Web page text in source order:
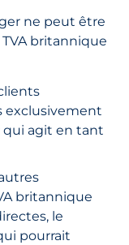
ne peut être
britannique
exclusivement
qui agit en tant
britannique
le
pourrait